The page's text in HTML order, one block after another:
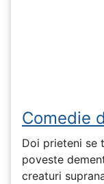
Comedie
Doi prieteni se
poveste
creaturi